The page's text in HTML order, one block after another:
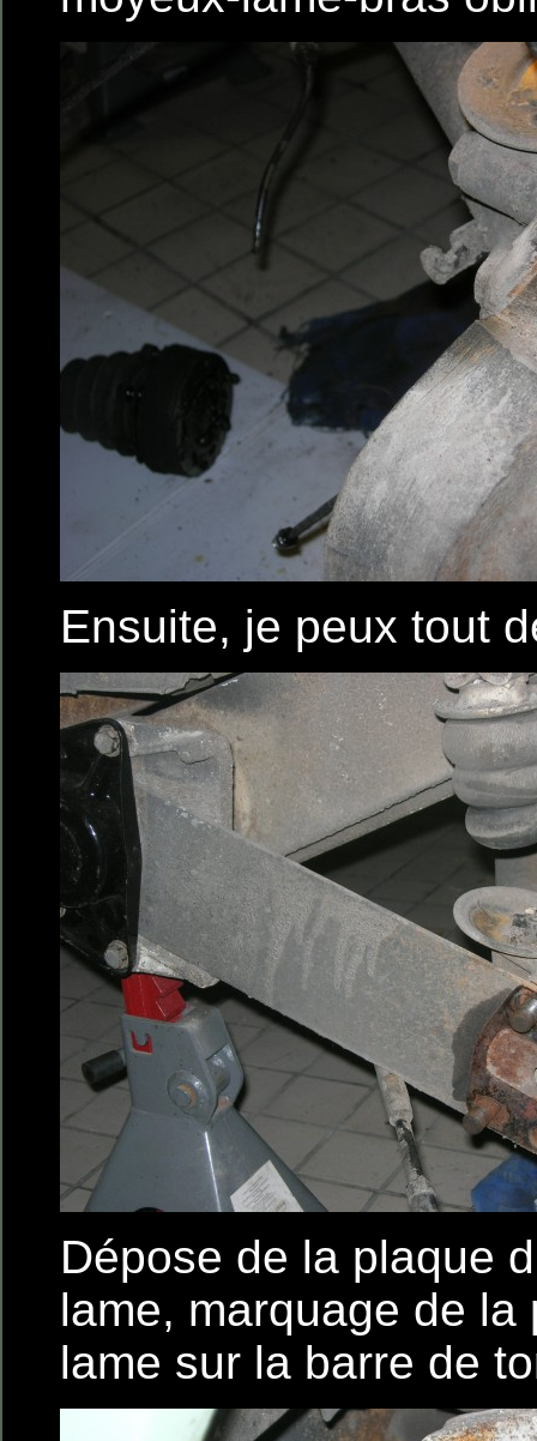
Ensuite, je peux tout
Dépose de la plaque
lame, marquage de la
lame sur la barre de